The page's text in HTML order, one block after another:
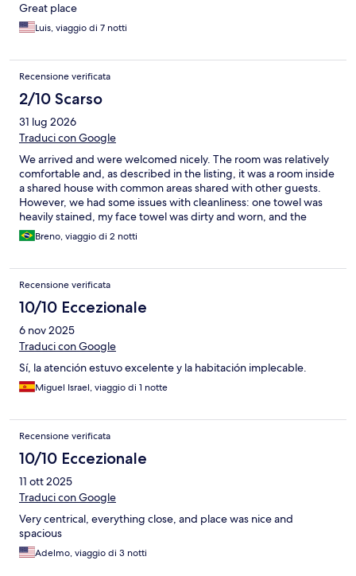
Great place
Luis, viaggio di 7 notti
Recensione verificata
2/10 Scarso
31 lug 2026
Traduci con Google
We arrived and were welcomed nicely. The room was relatively
comfortable and, as described in the listing, it was a room inside
a shared house with common areas shared with other guests.
However, we had some issues with cleanliness: one towel was
heavily stained, my face towel was dirty and worn, and the
bedspread had some stains as well. We were also surprised by
the €10 per day extra charge for the air conditioning, which was
around 35°C during our stay and there was not even a fan
available, we were basically forced to pay the extra fee to have a
comfortable stay. This lack of transparency was disappointing.
Overall, the stay was acceptable, but these issues negatively
affected our experience.
Breno, viaggio di 2 notti
Recensione verificata
10/10 Eccezionale
6 nov 2025
Traduci con Google
Sí, la atención estuvo excelente y la habitación implecable.
Miguel Israel, viaggio di 1 notte
Recensione verificata
10/10 Eccezionale
11 ott 2025
Traduci con Google
Very centrical, everything close, and place was nice and
spacious
Adelmo, viaggio di 3 notti